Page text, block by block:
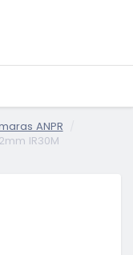
ANPR
IR30M